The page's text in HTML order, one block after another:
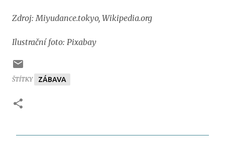
Zdroj: Miyudance.tokyo, Wikipedia.org
Ilustrační foto: Pixabay
ŠTÍTKY ZÁBAVA